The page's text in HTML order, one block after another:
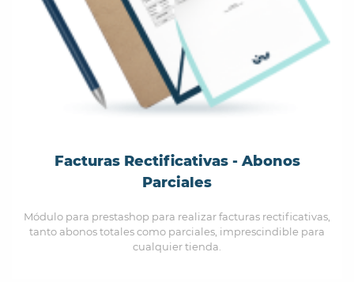
Facturas Rectificativas - Abonos
Parciales
Módulo para prestashop para realizar facturas rectificativas,
tanto abonos totales como parciales, imprescindible para
cualquier tienda.